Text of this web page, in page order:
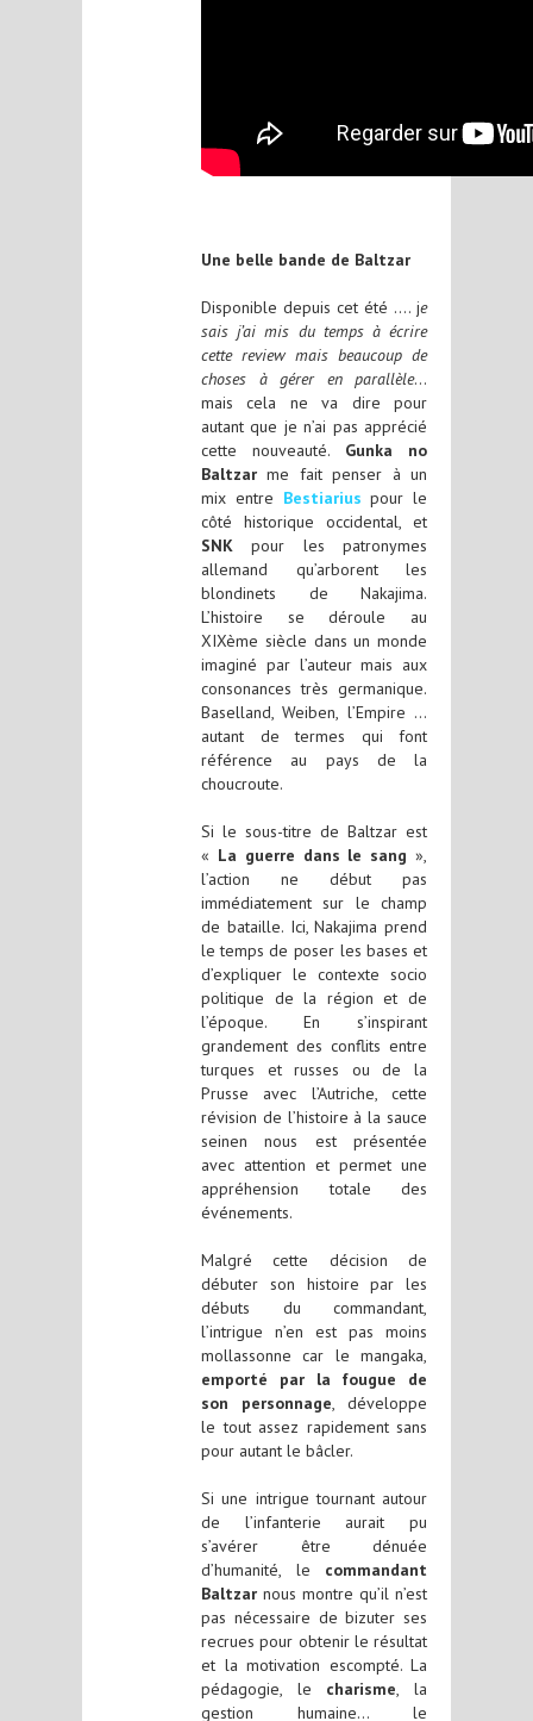
Une belle bande de Baltzar
Disponible depuis cet été …. je
sais j’ai mis du temps à écrire
cette review mais beaucoup de
choses à gérer en parallèle…
mais cela ne va dire pour
autant que je n’ai pas apprécié
cette nouveauté. Gunka no
Baltzar me fait penser à un
mix entre Bestiarius pour le
côté historique occidental, et
SNK pour les patronymes
allemand qu’arborent les
blondinets de Nakajima.
L’histoire se déroule au
XIXème siècle dans un monde
imaginé par l’auteur mais aux
consonances très germanique.
Baselland, Weiben, l’Empire …
autant de termes qui font
référence au pays de la
choucroute.
Si le sous-titre de Baltzar est
« La guerre dans le sang »,
l’action ne début pas
immédiatement sur le champ
de bataille. Ici, Nakajima prend
le temps de poser les bases et
d’expliquer le contexte socio
politique de la région et de
l’époque. En s’inspirant
grandement des conflits entre
turques et russes ou de la
Prusse avec l’Autriche, cette
révision de l’histoire à la sauce
seinen nous est présentée
avec attention et permet une
appréhension totale des
événements.
Malgré cette décision de
débuter son histoire par les
débuts du commandant,
l’intrigue n’en est pas moins
mollassonne car le mangaka,
emporté par la fougue de
son personnage, développe
le tout assez rapidement sans
pour autant le bâcler.
Si une intrigue tournant autour
de l’infanterie aurait pu
s’avérer être dénuée
d’humanité, le commandant
Baltzar nous montre qu’il n’est
pas nécessaire de bizuter ses
recrues pour obtenir le résultat
et la motivation escompté. La
pédagogie, le charisme, la
gestion humaine… le